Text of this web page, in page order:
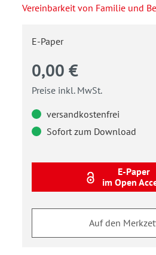
Vereinbarkeit von Familie und
E-Paper
0,00 €
Preise inkl. MwSt.
versandkostenfrei
Sofort zum Download
E-Paper
im Open
Auf den